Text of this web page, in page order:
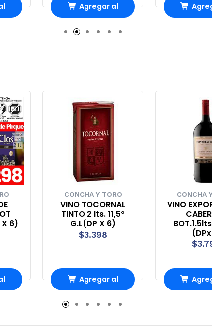
Agregar al
Carro
X 6)
CONCHA Y TORO
VINO TOCORNAL
TINTO 2 lts. 11,5º
G.L(DP X 6)
$3.398
Agregar al
Carro
CONCHA
VINO